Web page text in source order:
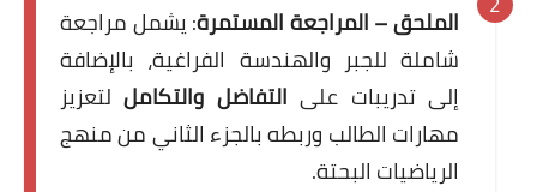
الملحق – المراجعة المستمرة: يشمل مراجعة
شاملة للجبر والهندسة الفراغية، بالإضافة
إلى تدريبات على التفاضل والتكامللتعزيز
مهارات الطالب وربطه بالجزء الثاني من منهج
الرياضيات البحتة.